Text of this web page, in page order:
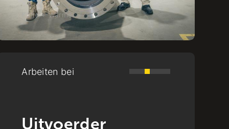
Kälte + Wärme - Raalte
Arbeiten bei